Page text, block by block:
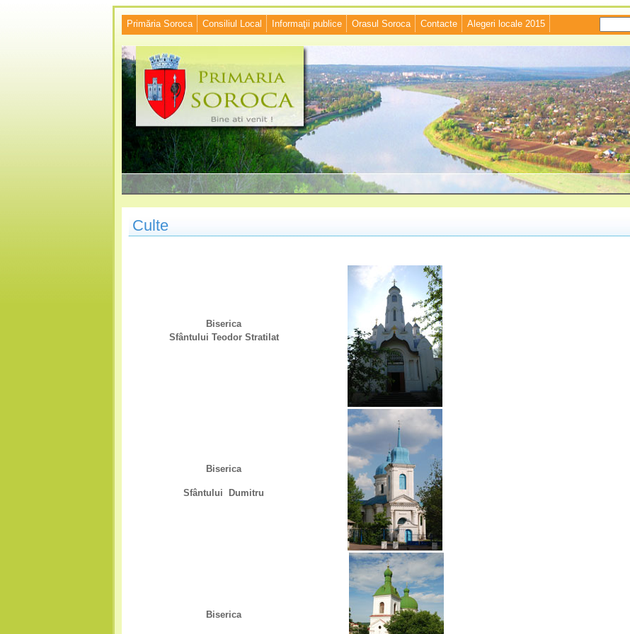
Primăria Soroca Consiliul Local Informaţii publice Orasul Soroca Contacte Alegeri locale 2015
Culte
Biserica
Sfântului Teodor Stratilat
Biserica
Sfântului Dumitru
Biserica